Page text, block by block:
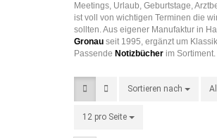
Meetings, Urlaub, Geburtstage,
ist voll von wichtigen Terminen die
sollten. Aus eigener Manufaktur in
Gronau seit 1995, ergänzt um
Passende Notizbücher im Sortiment.
Sortieren nach
Sortieren nach
12 pro Seite
pro Seite